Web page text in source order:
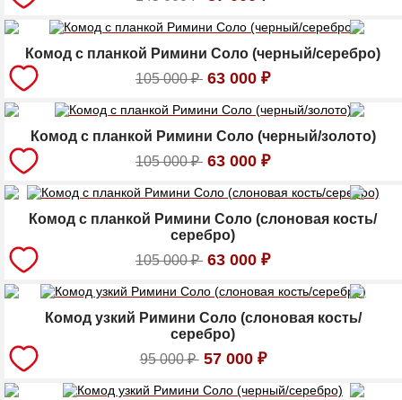
Комод с планкой Римини Соло (черный/серебро)
105 000₽ 63 000 ₽
Комод с планкой Римини Соло (черный/золото)
105 000₽ 63 000 ₽
Комод с планкой Римини Соло (слоновая кость/
серебро)
105 000₽ 63 000 ₽
Комод узкий Римини Соло (слоновая кость/
серебро)
95 000₽ 57 000 ₽